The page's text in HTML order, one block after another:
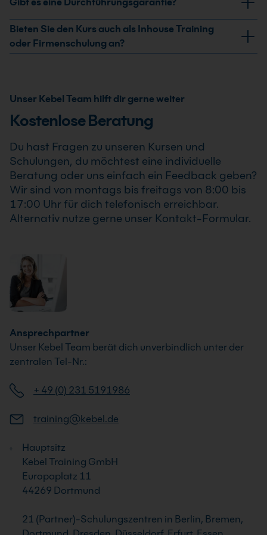
Selbsterlernte erhältst Du ein Teilnahmezertifikat.
Dieses bestätigt Deine erweiterten Kenntnisse im
professionellen Einsatz von Excel Kurs für
Selbsterlernte .
Ja, wir garantieren die Durchführung aller von uns
bestätigten Termine. Der Excel Kurs für Selbsterlernte
findet auch bereits ab einem Teilnehmer statt, sodass
Bieten Sie den Kurs auch als Inhouse Training
oder Firmenschulung an?
durchgeführt werden. Inhalte, Prozesse und
Schwerpunkte passen wir individuell an die
Unser Kebel Team hilft dir gerne weiter
Kostenlose Beratung
Du hast Fragen zu unseren Kursen und
Schulungen, du möchtest eine individuelle
Beratung oder uns einfach ein Feedback geben?
Wir sind von montags bis freitags von 8:00 bis
17:00 Uhr für dich telefonisch erreichbar.
Alternativ nutze gerne unser Kontakt-Formular.
Ansprechpartner
Unser Kebel Team berät dich unverbindlich unter der
zentralen Tel-Nr.:
+ 49 (0) 231 5191986
training@kebel.de
Hauptsitz
Kebel Training GmbH
Europaplatz 11
44269 Dortmund
21 (Partner)-Schulungszentren in Berlin, Bremen,